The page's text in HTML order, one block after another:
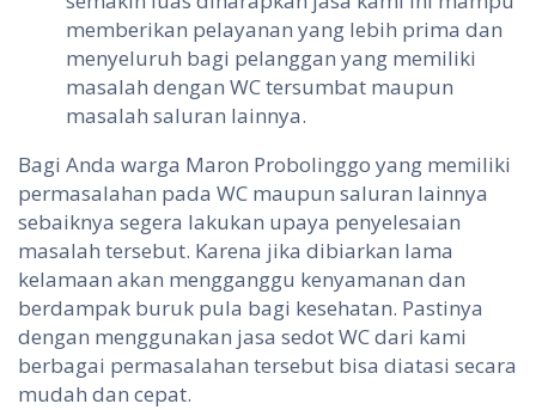
memberikan pelayanan yang lebih prima dan
menyeluruh bagi pelanggan yang memiliki
masalah dengan WC tersumbat maupun
masalah saluran lainnya.
Bagi Anda warga Maron Probolinggo yang memiliki
permasalahan pada WC maupun saluran lainnya
sebaiknya segera lakukan upaya penyelesaian
masalah tersebut. Karena jika dibiarkan lama
kelamaan akan mengganggu kenyamanan dan
berdampak buruk pula bagi kesehatan. Pastinya
dengan menggunakan jasa sedot WC dari kami
berbagai permasalahan tersebut bisa diatasi secara
mudah dan cepat.